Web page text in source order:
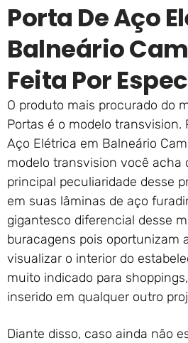
Porta De Aço
Balneário
Feita Por
O produto mais procurado do
Portas é o modelo transvision.
Aço Elétrica em Balneário
modelo transvision você acha
principal peculiaridade desse
em suas lâminas de aço
gigantesco diferencial desse
buracagens pois oportunizam
visualizar o interior do
muito indicado para
inserido em qualquer outro
Diante disso, caso ainda não